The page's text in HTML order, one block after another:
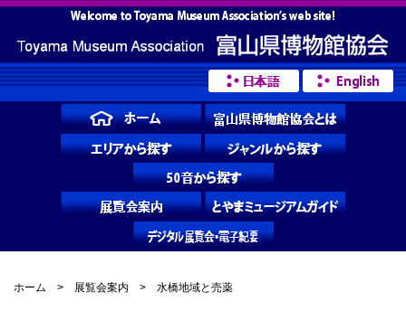
ホーム > 展覧会案内 > 水橋地域と売薬